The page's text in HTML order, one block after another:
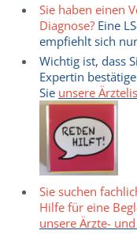
Sie haben einen
Diagnose? Eine
empfiehlt sich
Wichtig ist, dass
Expertin
Sie unsere
Sie suchen
Hilfe für eine
unsere Ärzte-